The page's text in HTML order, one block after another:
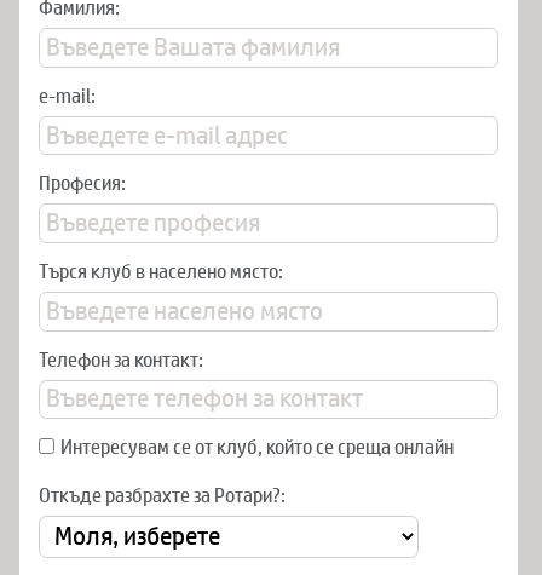
Фамилия:
e-mail:
Професия:
Търся клуб в населено място:
Телефон за контакт:
Интересувам се от клуб, който се среща онлайн
Откъде разбрахте за Ротари?: